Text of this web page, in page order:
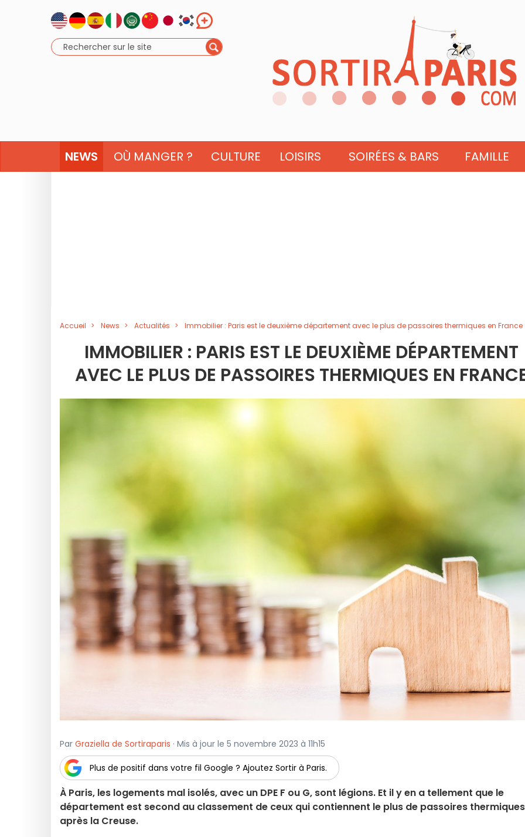
NEWS OÙ MANGER ? CULTURE LOISIRS SOIRÉES & BARS FAMILLE
Accueil News Actualités Immobilier : Paris est le deuxième département avec le plus de passoires thermiques en France
IMMOBILIER : PARIS EST LE DEUXIÈME DÉPARTEMENT
AVEC LE PLUS DE PASSOIRES THERMIQUES EN
Par Graziella de Sortiraparis · Mis à jour le 5 novembre 2023 à 11h15
Plus de positif dans votre fil Google ? Ajoutez Sortir à Paris.
À Paris, les logements mal isolés, avec un DPE F ou G, sont légions. Et il y en a tellement que le
département est second au classement de ceux qui contiennent le plus de passoires
après la Creuse.